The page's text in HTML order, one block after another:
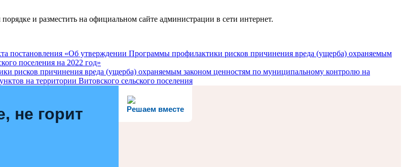
и разместить на официальном сайте администрации в сети интернет.
«Об утверждении Программы профилактики рисков причинения вреда (ущерба) охраняемым
поселения на 2022 год»
рисков причинения вреда (ущерба) охраняемым законом ценностям по муниципальному контролю на
на территории Витовского сельского поселения
Решаем вместе
не горит